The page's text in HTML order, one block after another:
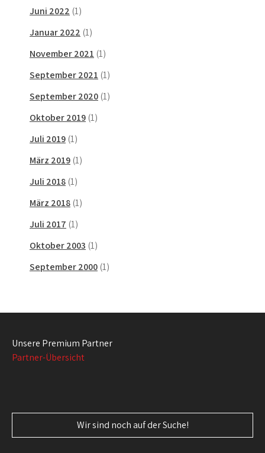
Juni 2022 (1)
Januar 2022 (1)
November 2021 (1)
September 2021 (1)
September 2020(1)
Oktober 2019(1)
Juli 2019(1)
März 2019(1)
Juli 2018(1)
März 2018(1)
Juli 2017 (1)
Oktober 2003 (1)
September 2000(1)
Unsere Premium Partner
Partner-Übersicht
Wir sind noch auf der Suche!